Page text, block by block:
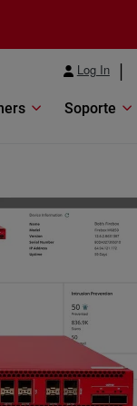
Log In
Soporte